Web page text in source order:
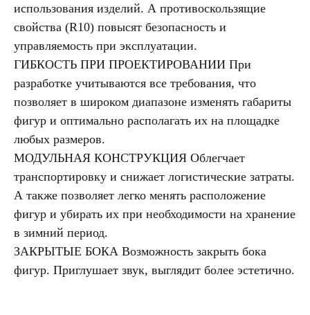
использования изделий. А противоскользящие
свойства (R10) повысят безопасность и
управляемость при эксплуатации.
ГИБКОСТЬ ПРИ ПРОЕКТИРОВАНИИ При
разработке учитываются все требования, что
позволяет в широком диапазоне изменять габариты
фигур и оптимально располагать их на площадке
любых размеров.
МОДУЛЬНАЯ КОНСТРУКЦИЯ Облегчает
транспортировку и снижает логистические затраты.
А также позволяет легко менять расположение
фигур и убирать их при необходимости на хранение
в зимний период.
ЗАКРЫТЫЕ БОКА Возможность закрыть бока
фигур. Приглушает звук, выглядит более эстетично.